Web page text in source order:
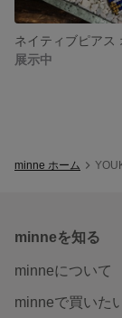
展示中
minne ホーム
minneを知る
minneについて
minneで買いた